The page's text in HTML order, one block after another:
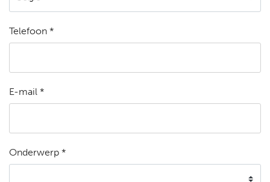
Telefoon *
E-mail *
Onderwerp *